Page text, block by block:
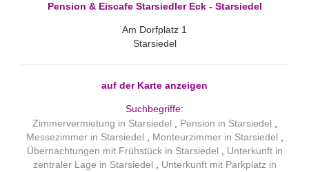
Pension & Eiscafe Starsiedler Eck - Starsiedel
Am Dorfplatz 1
Starsiedel
auf der Karte anzeigen
Suchbegriffe:
Zimmervermietung in Starsiedel
Pension in Starsiedel
Messezimmer in Starsiedel
Monteurzimmer in Starsiedel
Übernachtungen mit Frühstück in Starsiedel
Unterkunft in
zentraler Lage in Starsiedel
Unterkunft mit Parkplatz in